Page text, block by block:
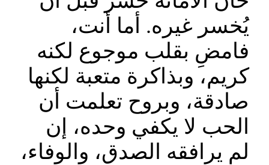
يُخسر غيره. أما أنت،
فامضِ بقلب موجوع لكنه
كريم، وبذاكرة متعبة لكنها
صادقة، وبروح تعلمت أن
الحب لا يكفي وحده، إن
لم يرافقه الصدق، والوفاء،